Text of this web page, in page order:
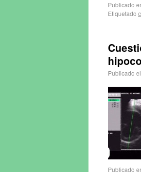
Publicado
Etiquetado
Publicado el
Publicado